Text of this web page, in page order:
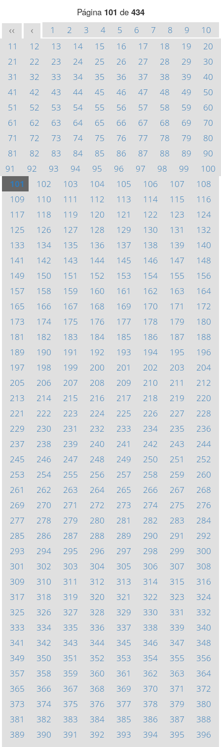
Página 101 de 434
<< < 1 2 3 4 5 6 7 8 9
10
11
12 13 14 15 16 17 18 19
20
21
22 23 24 25 26 27 28 29
30
31
32 33 34 35 36 37 38 39
40
41
42 43 44 45 46 47 48 49
50
51
52 53 54 55 56 57 58 59
60
61
62 63 64 65 66 67 68 69
70
71
72 73 74 75 76 77 78 79
80
81
82 83 84 85 86 87 88 89
90
91
92 93 94 95 96 97 98 99
100
101
102 103 104 105 106 107
108
109
110 111 112 113 114 115
116
117
118 119 120 121 122 123
124
125
126 127 128 129 130 131
132
133
134 135 136 137 138 139
140
141
142 143 144 145 146 147
148
149
150 151 152 153 154 155
156
157
158 159 160 161 162 163
164
165
166 167 168 169 170 171
172
173
174 175 176 177 178 179
180
181
182 183 184 185 186 187
188
189
190 191 192 193 194 195
196
197
198 199 200 201 202 203
204
205
206 207 208 209 210 211
212
213
214 215 216 217 218 219
220
221
222 223 224 225 226 227
228
229
230 231 232 233 234 235
236
237
238 239 240 241 242 243
244
245
246 247 248 249 250 251
252
253
254 255 256 257 258 259
260
261
262 263 264 265 266 267
268
269
270 271 272 273 274 275
276
277
278 279 280 281 282 283
284
285
286 287 288 289 290 291
292
293
294 295 296 297 298 299
300
301
302 303 304 305 306 307
308
309
310 311 312 313 314 315
316
317
318 319 320 321 322 323
324
325
326 327 328 329 330 331
332
333
334 335 336 337 338 339
340
341
342 343 344 345 346 347
348
349
350 351 352 353 354 355
356
357
358 359 360 361 362 363
364
365
366 367 368 369 370 371
372
373
374 375 376 377 378 379
380
381
382 383 384 385 386 387
388
389
390 391 392 393 394 395
396